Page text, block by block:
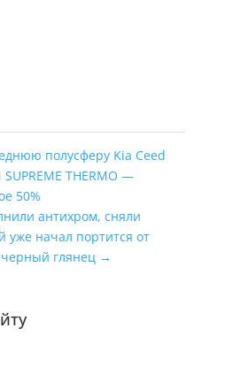
полусферу Kia Ceed
SUPREME THERMO —
50%
антихром, сняли
уже начал портится от
глянец →